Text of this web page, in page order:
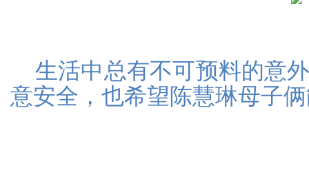
生活中总有不可预料的意
意安全，也希望陈慧琳母子